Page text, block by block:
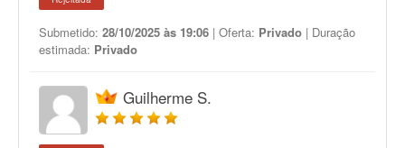
Submetido: 28/10/2025 às 19:06 | Oferta: Privado | Duração
estimada: Privado
Guilherme S.